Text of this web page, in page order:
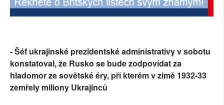
- Šéf ukrajinské prezidentské administrativy v sobotu
konstatoval, že Rusko se bude zodpovídat za
hladomor ze sovětské éry, při kterém v zimě 1932-33
zemřely miliony Ukrajinců